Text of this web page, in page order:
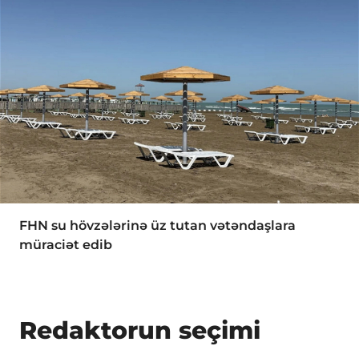
FHN su hövzələrinə üz tutan vətəndaşlara
müraciət edib
Redaktorun seçimi